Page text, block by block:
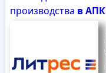
производства вАПК